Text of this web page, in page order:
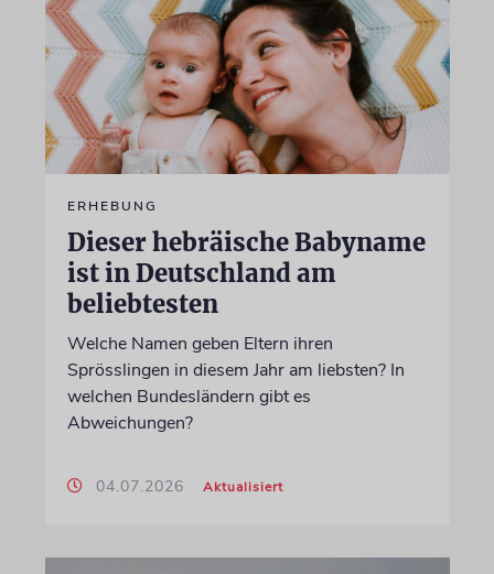
ERHEBUNG
Dieser hebräische Babyname
ist in Deutschland am
beliebtesten
Welche Namen geben Eltern ihren
Sprösslingen in diesem Jahr am liebsten? In
welchen Bundesländern gibt es
Abweichungen?
04.07.2026 Aktualisiert